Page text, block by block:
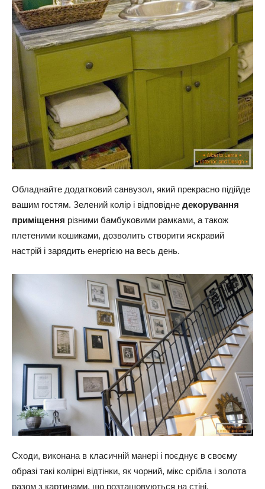
Обладнайте додатковий санвузол, який прекрасно підійде
вашим гостям. Зелений колір і відповідне декорування
приміщення різними бамбуковими рамками, а також
плетеними кошиками, дозволить створити яскравий
настрій і зарядить енергією на весь день.
Сходи, виконана в класичній манері і поєднує в своєму
образі такі колірні відтінки, як чорний, мікс срібла і золота
разом з картинами, що розташовуються на стіні,